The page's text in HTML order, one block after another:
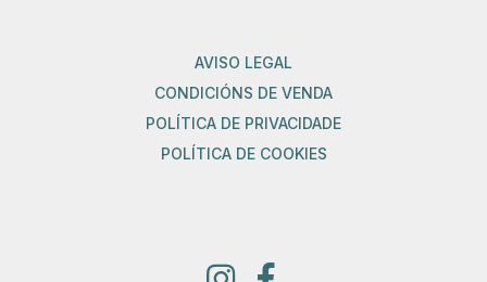
AVISO LEGAL
CONDICIÓNS DE VENDA
POLÍTICA DE PRIVACIDADE
POLÍTICA DE COOKIES